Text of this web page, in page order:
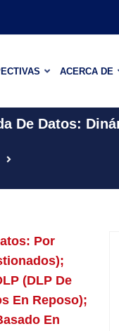
ACERCA DE
De Datos:
Por
(DLP De
En Reposo);
En